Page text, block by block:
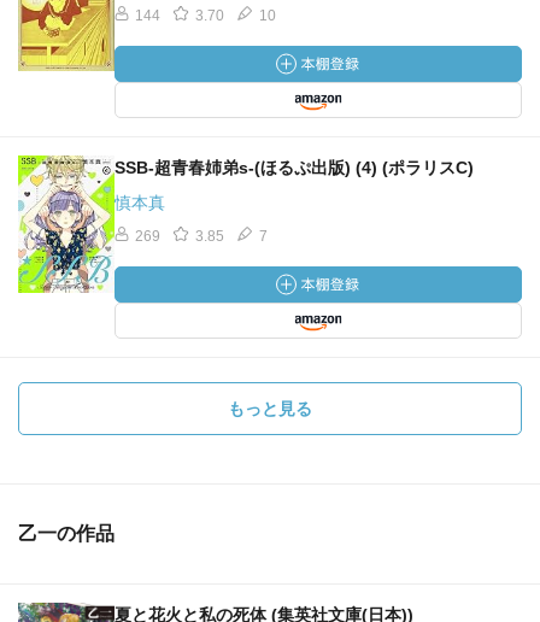
144 3.70 10
SSB-超青春姉弟s-(ほるぷ出版) (4) (ポラリスC)
慎本真
269 3.85 7
もっと見る
乙一の作品
夏と花火と私の死体 (集英社文庫(日本))